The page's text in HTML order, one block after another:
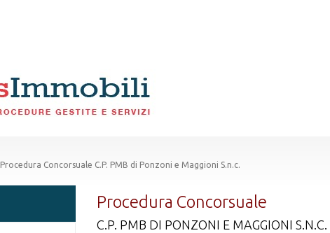
Procedura Concorsuale C.P. PMB di Ponzoni e Maggioni S.n.c.
Procedura Concorsuale
C.P. PMB DI PONZONI E MAGGIONI S.N.C.